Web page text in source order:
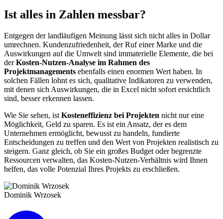
Ist alles in Zahlen messbar?
Entgegen der landläufigen Meinung lässt sich nicht alles in Dollar
umrechnen. Kundenzufriedenheit, der Ruf einer Marke und die
Auswirkungen auf die Umwelt sind immaterielle Elemente, die bei
derKosten-Nutzen-Analyse im Rahmen des
Projektmanagements ebenfalls einen enormen Wert haben. In
solchen Fällen lohnt es sich, qualitative Indikatoren zu verwenden,
mit denen sich Auswirkungen, die in Excel nicht sofort ersichtlich
sind, besser erkennen lassen.
Wie Sie sehen, ist Kosteneffizienz bei Projekten nicht nur eine
Möglichkeit, Geld zu sparen. Es ist ein Ansatz, der es dem
Unternehmen ermöglicht, bewusst zu handeln, fundierte
Entscheidungen zu treffen und den Wert von Projekten realistisch zu
steigern. Ganz gleich, ob Sie ein großes Budget oder begrenzte
Ressourcen verwalten, das Kosten-Nutzen-Verhältnis wird Ihnen
helfen, das volle Potenzial Ihres Projekts zu erschließen.
Dominik Wrzosek